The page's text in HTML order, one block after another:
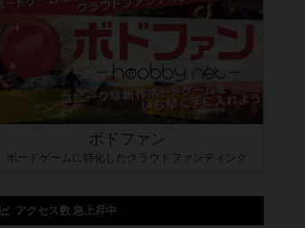
ボドファン
ボードゲームに特化したクラウドファンディング
アクセス数 急上昇中